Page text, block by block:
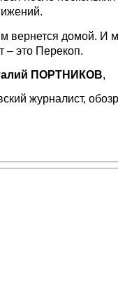
вернется домой. И
– это Перекоп.
ПОРТНИКОВ,
журналист,